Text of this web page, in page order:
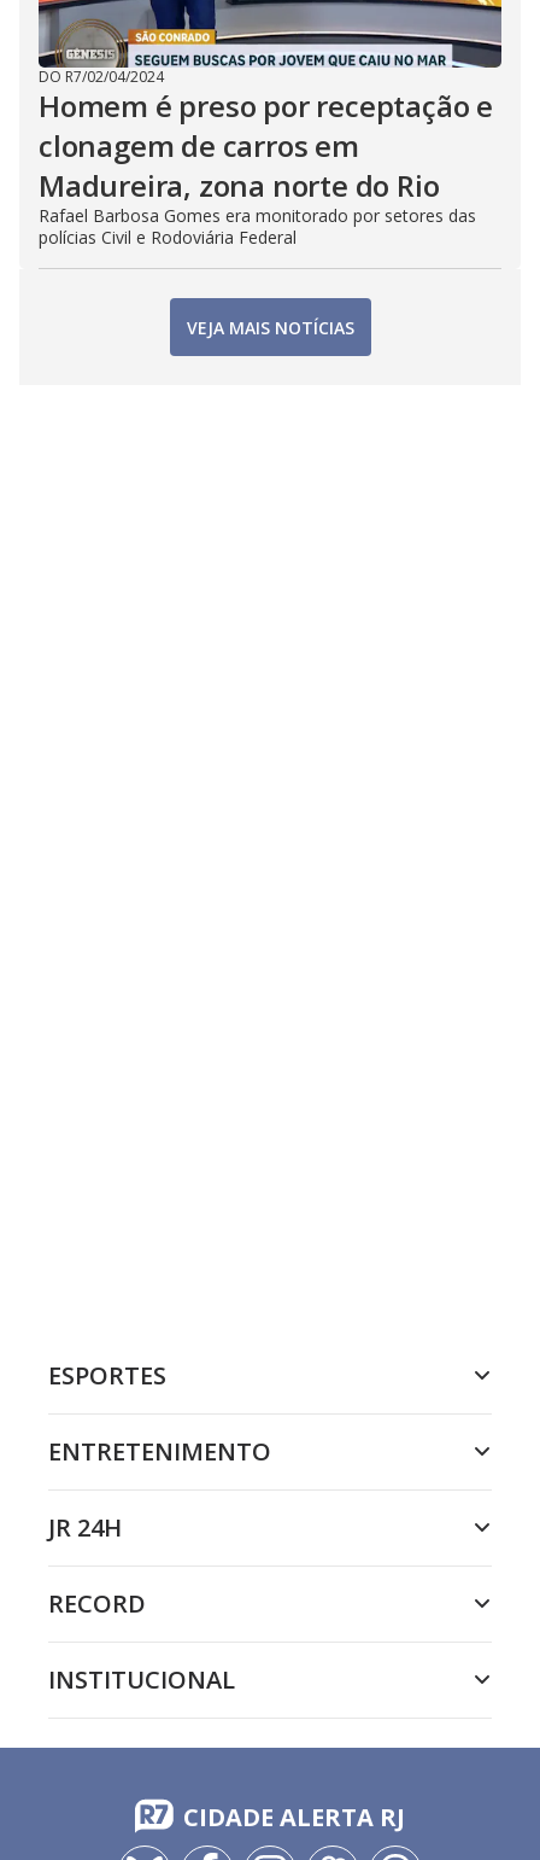
DO R7/02/04/2024
Homem é preso por receptação e
clonagem de carros em
Madureira, zona norte do Rio
Rafael Barbosa Gomes era monitorado por setores das
polícias Civil e Rodoviária Federal
VEJA MAIS NOTÍCIAS
ESPORTES
ENTRETENIMENTO
JR 24H
RECORD
INSTITUCIONAL
CIDADE ALERTA RJ